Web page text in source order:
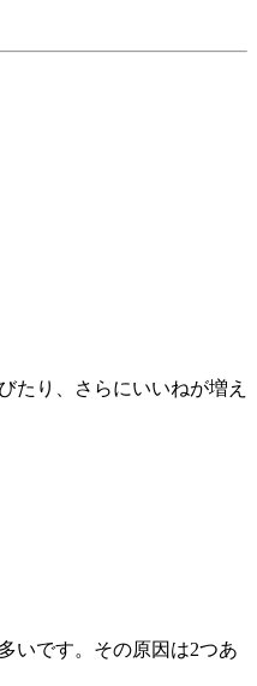
たり、さらにいいねが増え
いです。その原因は2つあ